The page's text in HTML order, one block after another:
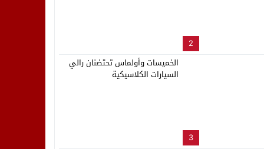
2
3
الخميسات وأولماس تحتضنان رالي
السيارات الكلاسيكية